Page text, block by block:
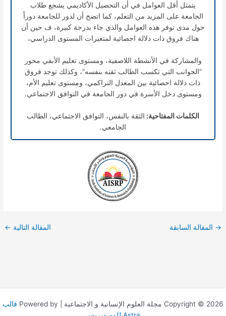
يتمثل أقل العوامل في أن التحصيل الأكاديمي يشجع طلاب
الجامعة على المزيد من التعلم، كما اتضح أن لدور للجامعة دوراً
حول مدى توفر هذه العوامل والذي جاء بدرجة كبيرة، ف حين أن
هناك فروق ذات دلالة احصائية لمتغيرات المستوى الدراسي،
والمشاركة في الأنشطة اللاصفية، ومستوى تعليم الأبفي محور
“الجوانب التي تكسب الطالب ثقته بنفسه”، وكذلك توجد فروق
ذات دلالة احصائية بين المعدل التراكمي، ومستوى تعليم الأم،
ومستوى دخل الأسرة في دور الجامعة في التوافق الاجتماعي.
الكلمات المفتاحية: الثقة بالنفس، التوافق الاجتماعي، الطالب
الجامعي.
→ المقالة السابقة المقالة التالية ←
Copyright © 2026 مجلة العلوم الإنسانية و الاجتماعية | Powered by
قالب